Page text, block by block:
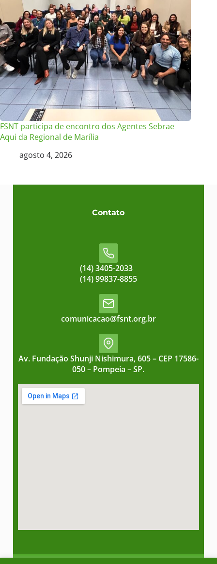
FSNT participa de encontro dos Agentes Sebrae
Aqui da Regional de Marília
agosto 4, 2026
Contato
(14) 3405-2033
(14) 99837-8855
comunicacao@fsnt.org.br
Av. Fundação Shunji Nishimura, 605 – CEP 17586-
050 – Pompeia – SP.